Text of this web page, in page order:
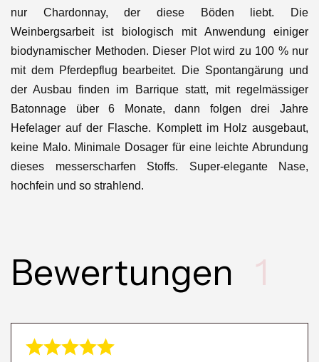
nur Chardonnay, der diese Böden liebt. Die
Weinbergsarbeit ist biologisch mit Anwendung einiger
biodynamischer Methoden. Dieser Plot wird zu 100 % nur
mit dem Pferdepflug bearbeitet. Die Spontangärung und
der Ausbau finden im Barrique statt, mit regelmässiger
Batonnage über 6 Monate, dann folgen drei Jahre
Hefelager auf der Flasche. Komplett im Holz ausgebaut,
keine Malo. Minimale Dosager für eine leichte Abrundung
dieses messerscharfen Stoffs. Super-elegante Nase,
hochfein und so strahlend.
Bewertungen 1